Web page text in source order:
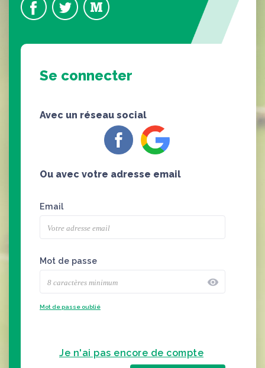
Se connecter
Avec un réseau social
Ou avec votre adresse email
Email
Mot de passe
visibility
Mot de passe oublié
Je n'ai pas encore de compte